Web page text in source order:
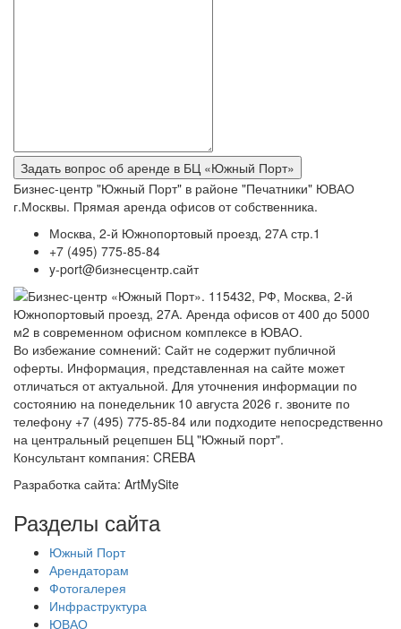
Бизнес-центр "Южный Порт" в районе "Печатники" ЮВАО
г.Москвы. Прямая аренда офисов от собственника.
Москва, 2-й Южнопортовый проезд, 27А стр.1
+7 (495) 775-85-84
y-port@бизнесцентр.сайт
Во избежание сомнений: Сайт не содержит публичной
оферты. Информация, представленная на сайте может
отличаться от актуальной. Для уточнения информации по
состоянию на понедельник 10 августа 2026 г. звоните по
телефону +7 (495) 775-85-84 или подходите непосредственно
на центральный рецепшен БЦ "Южный порт".
Консультант компания: CREBA
Разработка сайта: ArtMySite
Разделы сайта
Южный Порт
Арендаторам
Фотогалерея
Инфраструктура
ЮВАО